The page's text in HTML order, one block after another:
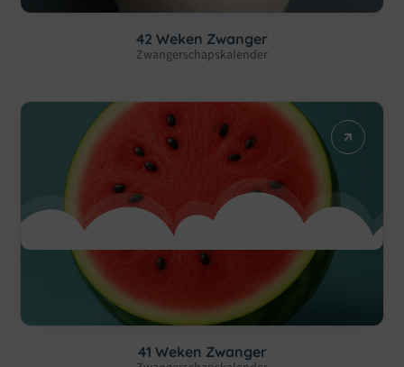
42 Weken Zwanger
Zwangerschapskalender
41 Weken Zwanger